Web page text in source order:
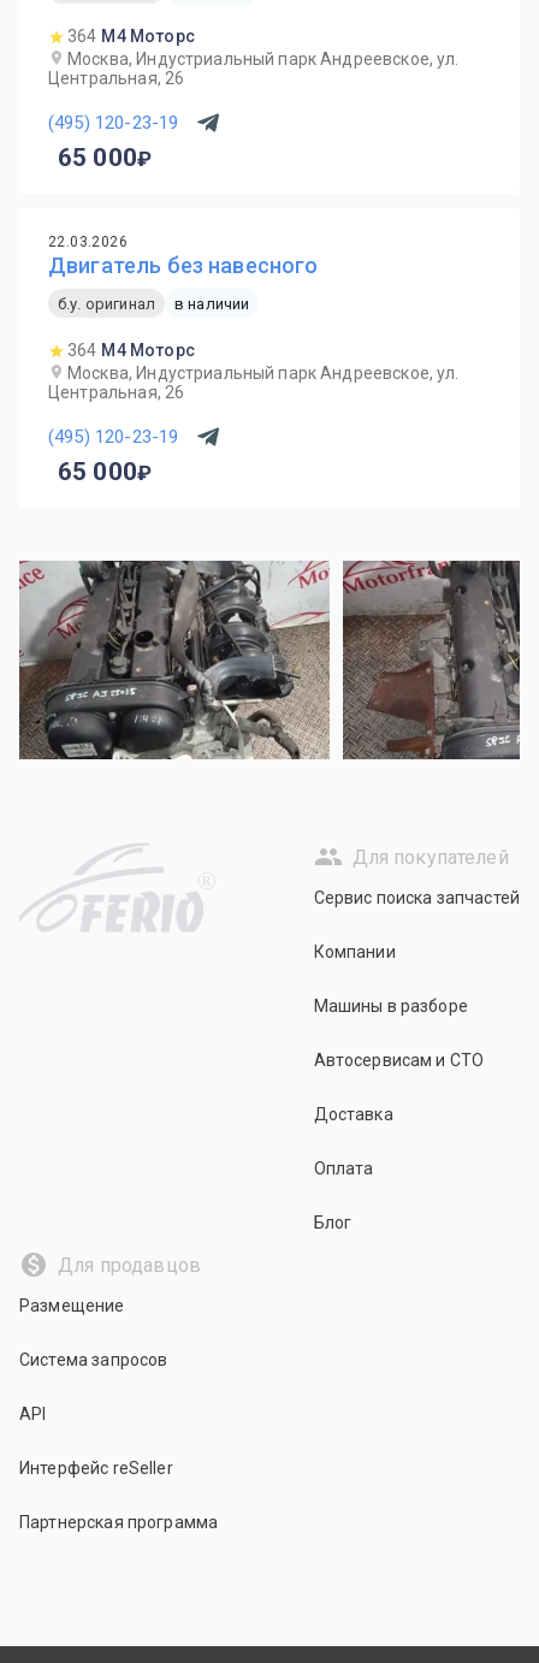
364 М4 Моторс
Москва, Индустриальный парк Андреевское, ул.
Центральная, 26
(495) 120-23-19
65 000
22.03.2026
Двигатель без навесного
б.у. оригинал в наличии
364 М4 Моторс
Москва, Индустриальный парк Андреевское, ул.
Центральная, 26
(495) 120-23-19
65 000
R
Для покупателей
Сервис поиска запчастей
Компании
Машины в разборе
Автосервисам и СТО
Доставка
Оплата
Блог
Для продавцов
Размещение
Система запросов
API
Интерфейс reSeller
Партнерская программа